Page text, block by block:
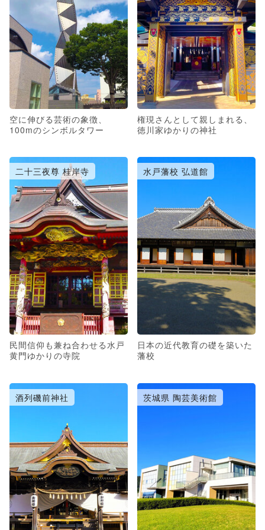
空に伸びる芸術の象徴、
100mのシンボルタワー
権現さんとして親しまれる、
徳川家ゆかりの神社
二十三夜尊 桂岸寺
民間信仰も兼ね合わせる水戸
黄門ゆかりの寺院
水戸藩校 弘道館
日本の近代教育の礎を築いた
藩校
酒列磯前神社 茨城県 陶芸美術館